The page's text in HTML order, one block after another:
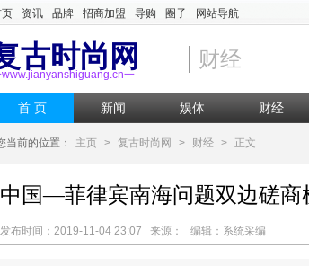
资讯 品牌 招商加盟 导购 圈子 网站导航
古时尚网
www.jianyanshiguang.cn一
财经
首 页 新闻 娱体 财经
当前的位置： 主页 > 复古时尚网 > 财经 > 正文
中国—菲律宾南海问题双边磋商
发布时间：2019-11-04 23:07 来源： 编辑：系统采编